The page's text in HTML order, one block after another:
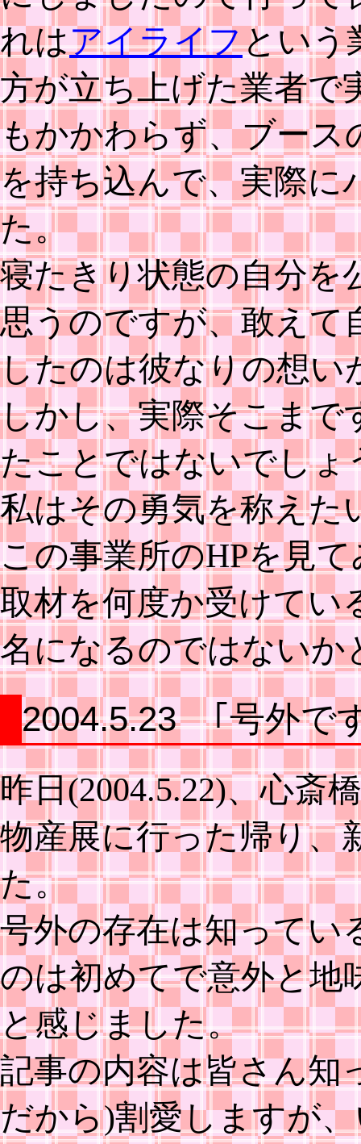
れはアイライフという
方が立ち上げた業者で
もかかわらず、ブース
を持ち込んで、実際に
た。
寝たきり状態の自分を
思うのですが、敢えて
したのは彼なりの想い
しかし、実際そこまで
たことではないでしょ
私はその勇気を称えた
この事業所のHPを見
取材を何度か受けてい
名になるのではないか
2004.5.23 ｢号外で
昨日(2004.5.22)、心斎
物産展に行った帰り、
た。
号外の存在は知ってい
のは初めてで意外と地
と感じました。
記事の内容は皆さん知
だから)割愛しますが